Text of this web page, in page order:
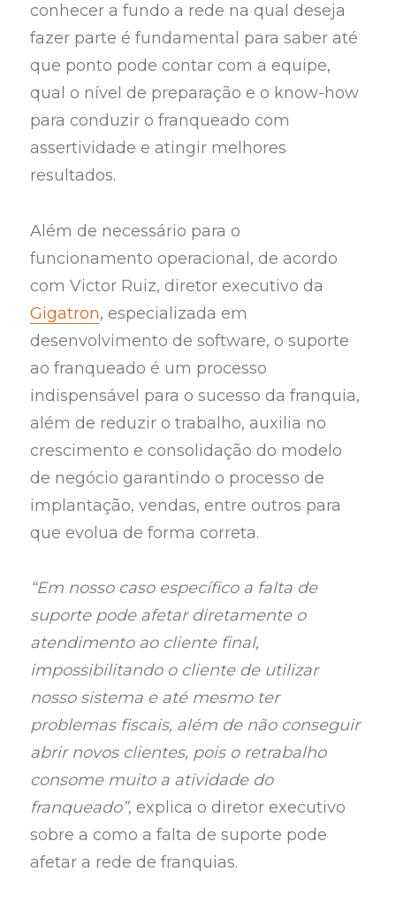
conhecer a fundo a rede na qual deseja
fazer parte é fundamental para saber até
que ponto pode contar com a equipe,
qual o nível de preparação e o know-how
para conduzir o franqueado com
assertividade e atingir melhores
resultados.
Além de necessário para o
funcionamento operacional, de acordo
com Victor Ruiz, diretor executivo da
Gigatron, especializada em
desenvolvimento de software, o suporte
ao franqueado é um processo
indispensável para o sucesso da franquia,
além de reduzir o trabalho, auxilia no
crescimento e consolidação do modelo
de negócio garantindo o processo de
implantação, vendas, entre outros para
que evolua de forma correta.
“Em nosso caso específico a falta de
suporte pode afetar diretamente o
atendimento ao cliente final,
impossibilitando o cliente de utilizar
nosso sistema e até mesmo ter
problemas fiscais, além de não conseguir
abrir novos clientes, pois o retrabalho
consome muito a atividade do
franqueado”, explica o diretor executivo
sobre a como a falta de suporte pode
afetar a rede de franquias.